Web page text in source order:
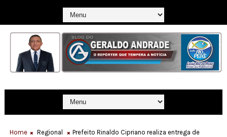
Home Regional
Prefeito Rinaldo Cipriano realiza entrega de